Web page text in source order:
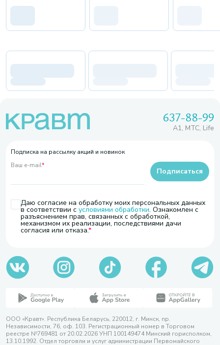
637-88-99
A1, МТС, Life
Подписка на рассылку акций и новинок
Ваш e-mail*
Даю согласие на обработку моих персональных данных
в соответствии с условиями обработки. Ознакомлен с
разъяснением прав, связанных с обработкой,
механизмом их реализации, последствиями дачи
согласия или отказа.
Подписаться
ООО «Кравт». Республика Беларусь, 220012, г. Минск, пр.
Независимости, 76, оф. 103. Регистрационный номер в Торговом
реестре №769481 от 20.02.2026 УНП 100149474 Минский горисполком,
13.10.1992. Отдел торговли и услуг администрации Первомайского